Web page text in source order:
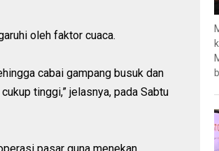
oleh faktor cuaca.
cabai gampang busuk dan
tinggi,” jelasnya, pada Sabtu